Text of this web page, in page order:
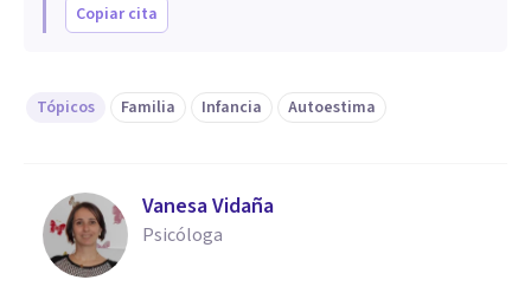
Copiar cita
Tópicos Familia Infancia Autoestima
Vanesa Vidaña
Psicóloga